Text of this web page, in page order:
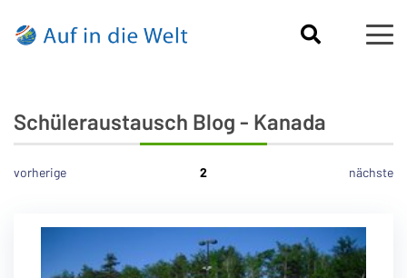
Schüleraustausch Blog - Kanada
vorherige 2 nächste